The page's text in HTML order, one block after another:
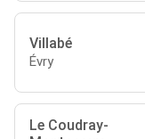
Villabé
Évry
Le Coudray-